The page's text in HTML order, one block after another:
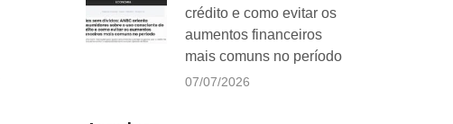
crédito e como evitar os
aumentos financeiros
mais comuns no período
07/07/2026